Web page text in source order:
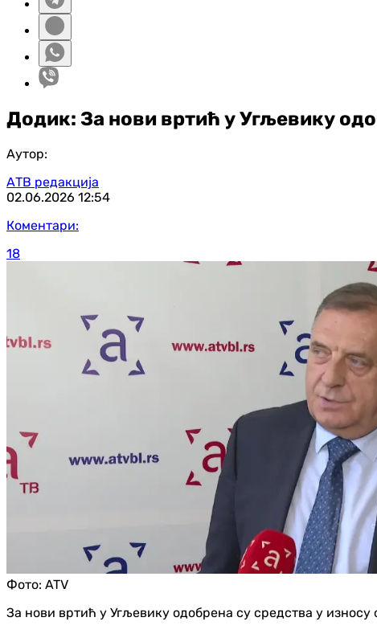
Додик: За нови вртић у Угљевику
Аутор:
АТВ редакција
02.06.2026 12:54
Коментари:
18
Фото: ATV
За нови вртић у Угљевику одобрена су средства у